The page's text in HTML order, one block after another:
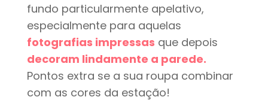
fundo particularmente apelativo,
especialmente para aquelas
fotografias impressas que depois
decoram lindamente a parede.
Pontos extra se a sua roupa combinar
com as cores da estação!